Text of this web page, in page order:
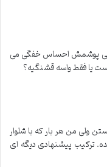
می پوشمش احساس خفگی می
یا فقط واسه قشنگیه؟
ولی من هر بار که با شلوار
پیشنهادی دیگه ای